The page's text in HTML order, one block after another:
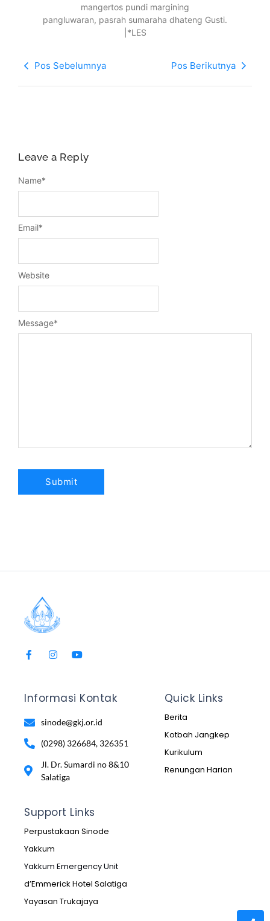
mangertos pundi margining
pangluwaran, pasrah sumaraha dhateng Gusti.
|*LES
Pos Sebelumnya Pos Berikutnya
Leave a Reply
Message*
Name*
Email*
Website
Informasi Kontak
sinode@gkj.or.id
(0298) 326684, 326351
Jl. Dr. Sumardi no 8&10
Salatiga
Quick Links
Berita
Kotbah Jangkep
Kurikulum
Renungan Harian
Support Links
Perpustakaan Sinode
Yakkum
Yakkum Emergency Unit
d’Emmerick Hotel Salatiga
Yayasan Trukajaya